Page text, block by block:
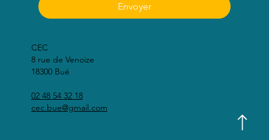
Envoyer
CEC
8 rue de Venoize
18300 Bué
02 48 54 32 18
cec.bue@gmail.com